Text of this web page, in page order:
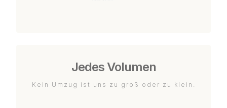
Jedes Volumen
Kein Umzug ist uns zu groß oder zu klein.